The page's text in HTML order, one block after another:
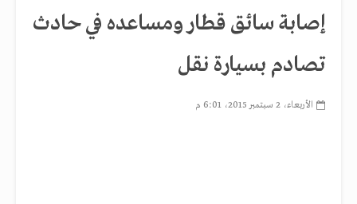
إصابة سائق قطار ومساعده في حادث
تصادم بسيارة نقل
الأربعاء، 2 سبتمبر 2015، 6:01 م